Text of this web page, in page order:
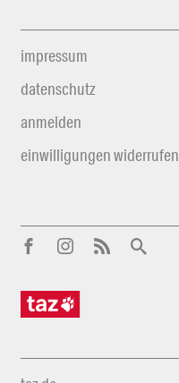
impressum
datenschutz
anmelden
einwilligungen widerrufen